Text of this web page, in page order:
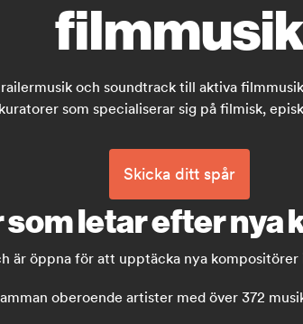
filmmusik
och soundtrack till aktiva
som specialiserar sig på filmisk,
Skicka ditt spår
letar efter nya
är öppna för att upptäcka nya
oberoende artister med över 372